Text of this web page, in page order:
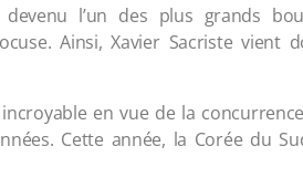
l’un des plus grands
Ainsi, Xavier Sacriste
en vue de la
Cette année, la Corée du